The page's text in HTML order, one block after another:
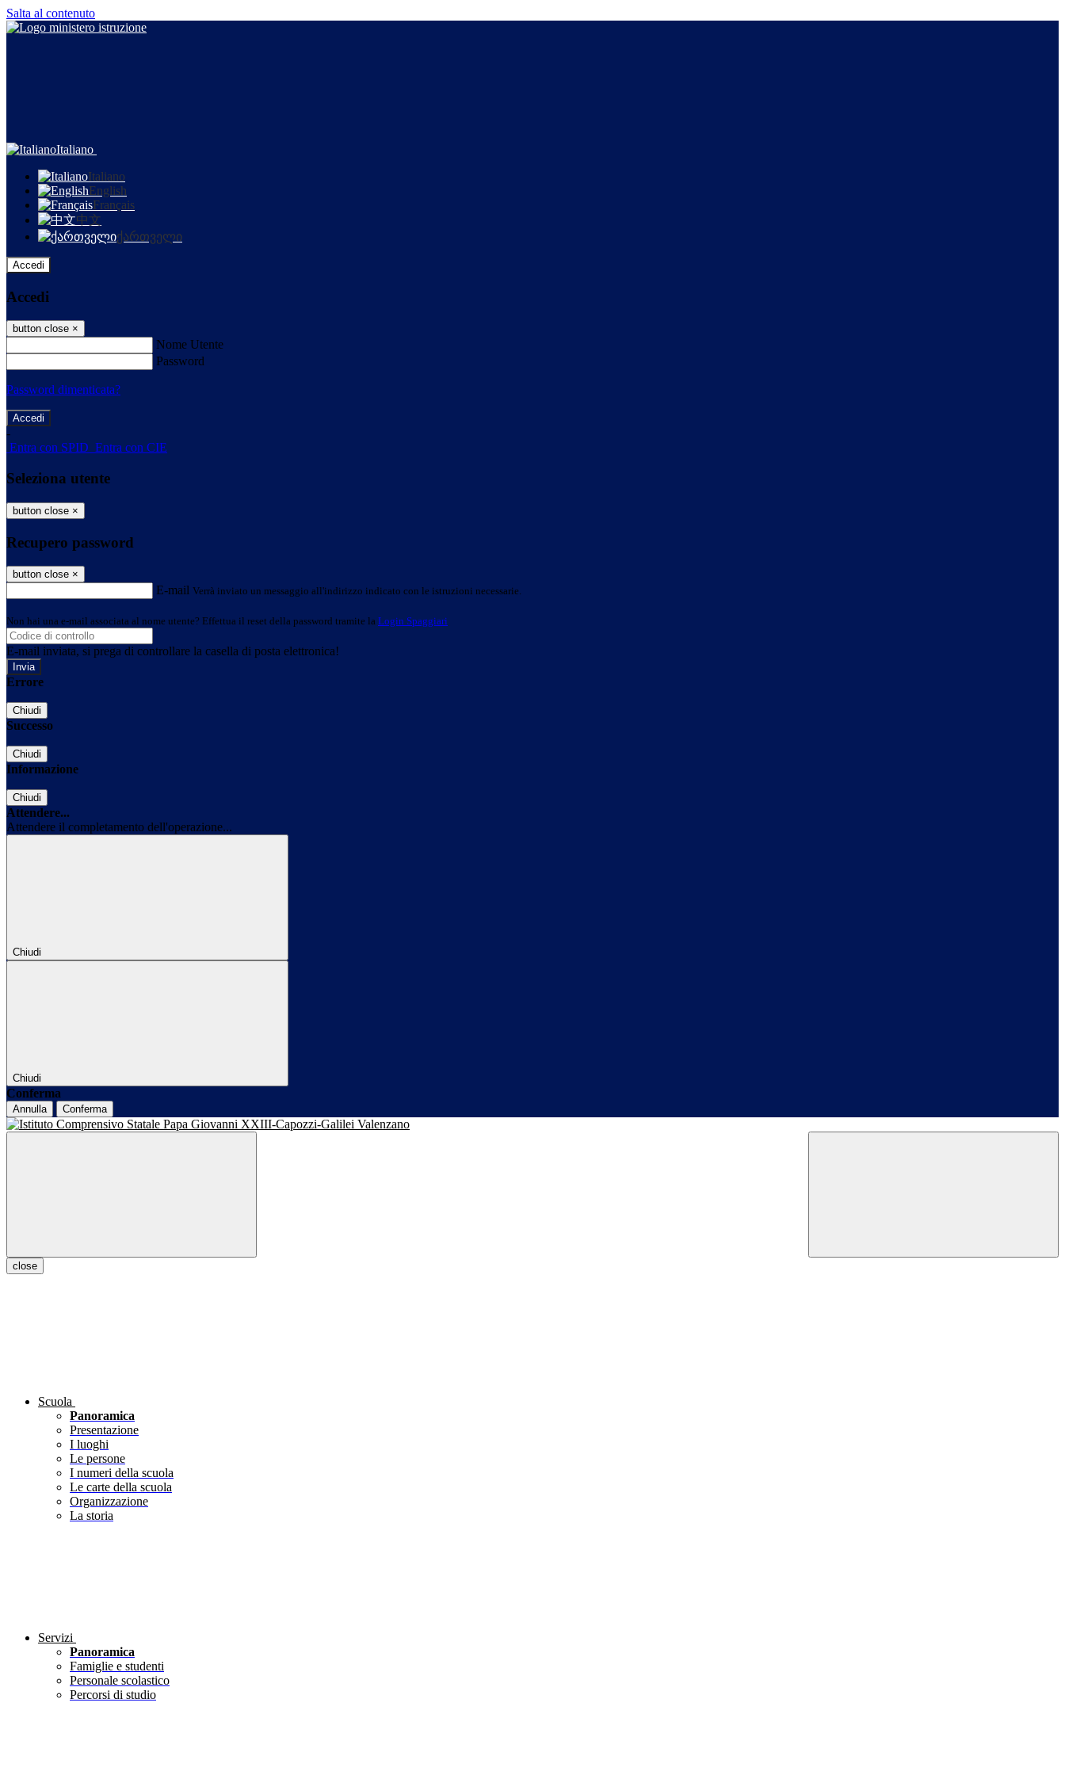
Salta al contenuto
Italiano
Italiano
English
Français
中文
ქართველი
Accedi
Accedi
button close ×
Nome Utente
Password
Password dimenticata?
-
Entra con SPID Entra con CIE
Seleziona utente
button close ×
Recupero password
button close ×
E-mail Verrà inviato un messaggio all'indirizzo indicato con le istruzioni necessarie.
Non hai una e-mail associata al nome utente? Effettua il reset della password tramite la Login Spaggiari
E-mail inviata, si prega di controllare la casella di posta elettronica!
Errore
Chiudi
Successo
Chiudi
Informazione
Chiudi
Attendere...
Attendere il completamento dell'operazione...
Chiudi
Chiudi
Conferma
Annulla Conferma
close
Scuola
Panoramica
Presentazione
I luoghi
Le persone
I numeri della scuola
Le carte della scuola
Organizzazione
La storia
Servizi
Panoramica
Famiglie e studenti
Personale scolastico
Percorsi di studio